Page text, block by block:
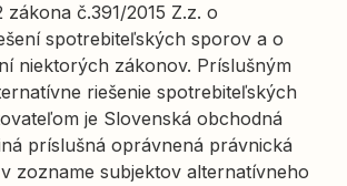
zákona č.391/2015 Z.z. o
spotrebiteľských sporov a o
niektorých zákonov. Príslušným
riešenie spotrebiteľských
je Slovenská obchodná
príslušná oprávnená právnická
zozname subjektov alternatívneho